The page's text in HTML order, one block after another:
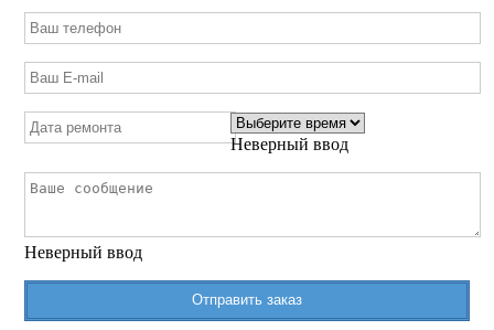
Неверный ввод
Неверный ввод
Отправить заказ